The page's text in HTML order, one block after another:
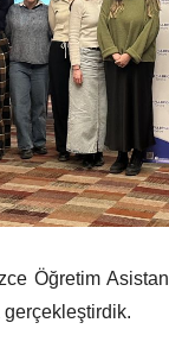
Öğretim
gerçekleştirdik.